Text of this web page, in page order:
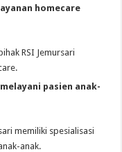
homecare
RSI Jemursari
pasien anak-
memiliki spesialisasi
anak.